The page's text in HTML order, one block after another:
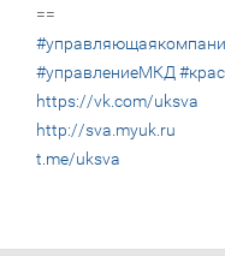
==
#управлениеМКД
https://vk.com/uksva
http://sva.myuk.ru
t.me/uksva